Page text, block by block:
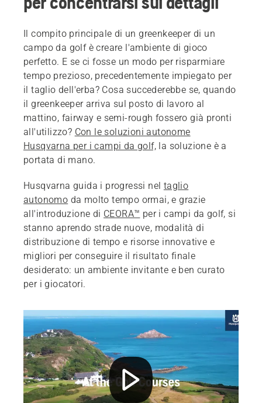
Prenotare una dimostrazione
Il compito principale di un greenkeeper di un
campo da golf è creare l'ambiente di gioco
perfetto. E se ci fosse un modo per risparmiare
tempo prezioso, precedentemente impiegato per
il taglio dell'erba? Cosa succederebbe se, quando
il greenkeeper arriva sul posto di lavoro al
mattino, fairway e semi-rough fossero già pronti
all'utilizzo? Con le soluzioni autonome
Husqvarna per i campi da golf, la soluzione è a
portata di mano.
Husqvarna guida i progressi nel taglio
autonomo da molto tempo ormai, e grazie
all'introduzione di CEORA™ per i campi da golf, si
stanno aprendo strade nuove, modalità di
distribuzione di tempo e risorse innovative e
migliori per conseguire il risultato finale
desiderato: un ambiente invitante e ben curato
per i giocatori.